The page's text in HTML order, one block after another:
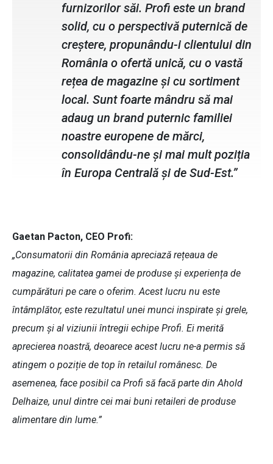
furnizorilor săi. Profi este un brand
solid, cu o perspectivă puternică de
creștere, propunându-i clientului din
România o ofertă unică, cu o vastă
rețea de magazine și cu sortiment
local. Sunt foarte mândru să mai
adaug un brand puternic familiei
noastre europene de mărci,
consolidându-ne și mai mult poziția
în Europa Centrală și de Sud-Est.”
Gaetan Pacton, CEO Profi:
„Consumatorii din România apreciază rețeaua de
magazine, calitatea gamei de produse și experiența de
cumpărături pe care o oferim. Acest lucru nu este
întâmplător, este rezultatul unei munci inspirate și grele,
precum și al viziunii întregii echipe Profi. Ei merită
aprecierea noastră, deoarece acest lucru ne-a permis să
atingem o poziție de top în retailul românesc. De
asemenea, face posibil ca Profi să facă parte din Ahold
Delhaize, unul dintre cei mai buni retaileri de produse
alimentare din lume.”